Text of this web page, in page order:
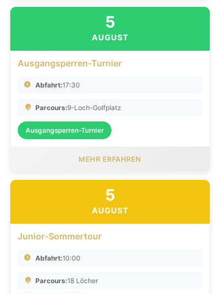
5
AUGUST
Ausgangsperren-Turnier
Abfahrt:17:30
Parcours:9-Loch-Golfplatz
Ausgangsperren-Turnier
MEHR ERFAHREN
5
AUGUST
Junior-Sommertour
Abfahrt:10:00
Parcours:18 Löcher